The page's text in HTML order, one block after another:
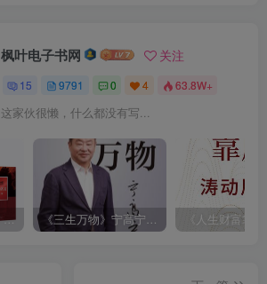
枫叶电子书网 关注
15 9791 0 4 63.8W+
这家伙很懒，什么都没有写...
《周梅森作品全集》[共30册] 《三生万物》宁高宁（epub+mobi+azw3+pdf）